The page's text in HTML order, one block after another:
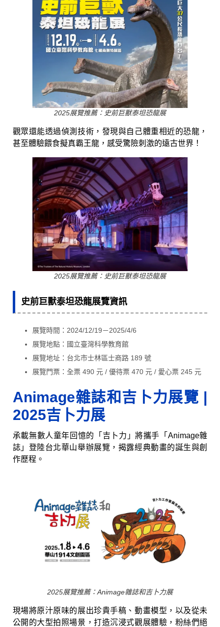
2025展覽推薦：史前巨獸泰坦恐龍展
觀眾還能透過偵測技術，發現與自己體重相近的恐龍，
甚至體驗餵食擬真霸王龍，感受驚險刺激的遠古世界！
2025展覽推薦：史前巨獸泰坦恐龍展
史前巨獸泰坦恐龍展覽資訊
展覽時間：2024/12/19－2025/4/6
展覽地點：國立臺灣科學教育館
展覽地址：台北市士林區士商路 189 號
展覽門票：全票 490 元 / 優待票 470 元 / 愛心票 245 元
Animage雜誌和吉卜力展覽 |
2025吉卜力展
承載無數人童年回憶的「吉卜力」將攜手「Animage雜
誌」登陸台北華山舉辦展覽，揭露經典動畫的誕生與創
作歷程。
2025展覽推薦：Animage雜誌和吉卜力展
現場將原汁原味的展出珍貴手稿、動畫模型，以及從未
公開的大型拍照場景，打造沉浸式觀展體驗，粉絲們絕